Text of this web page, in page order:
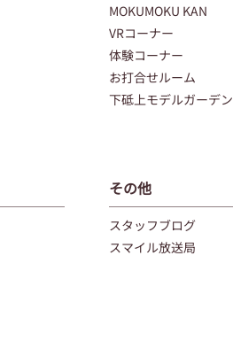
MOKUMOKU KAN
VRコーナー
体験コーナー
お打合せルーム
下砥上モデルガーデン
その他
スタッフブログ
スマイル放送局